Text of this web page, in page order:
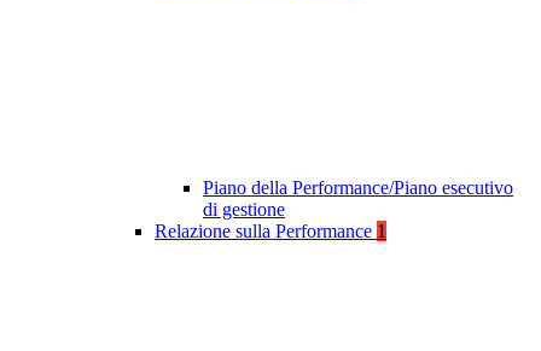
Piano della Performance/Piano esecutivo
di gestione
Relazione sulla Performance 1